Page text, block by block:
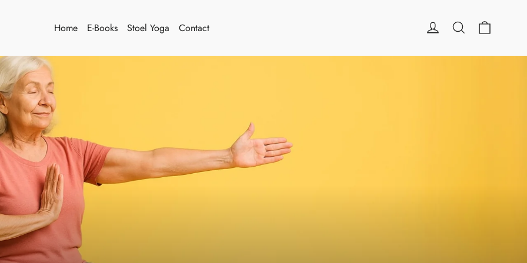
Home E-Books Stoel Yoga Contact Se connecter
Rechercher